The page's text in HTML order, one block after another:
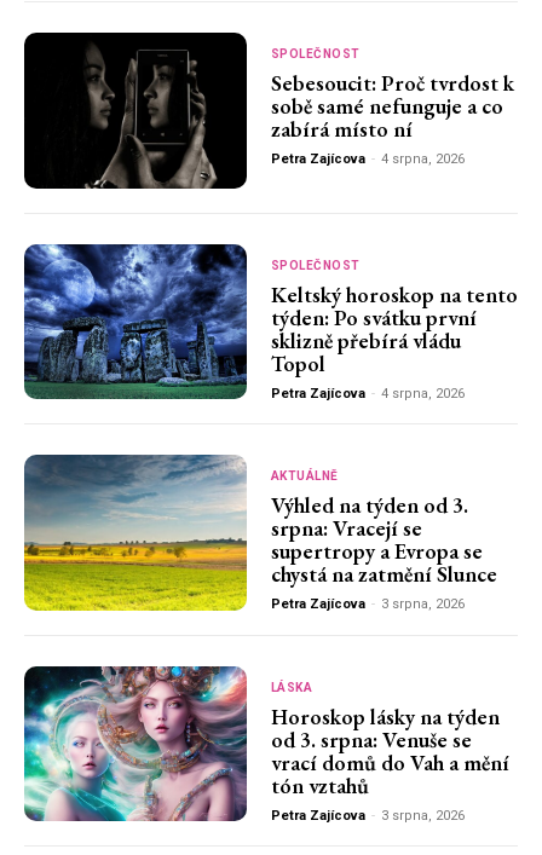
SPOLEČNOST
Sebesoucit: Proč tvrdost k
sobě samé nefunguje a co
zabírá místo ní
Petra Zajícova - 4 srpna, 2026
SPOLEČNOST
Keltský horoskop na tento
týden: Po svátku první
sklizně přebírá vládu
Topol
Petra Zajícova - 4 srpna, 2026
AKTUÁLNĚ
Výhled na týden od 3.
srpna: Vracejí se
supertropy a Evropa se
chystá na zatmění Slunce
Petra Zajícova - 3 srpna, 2026
LÁSKA
Horoskop lásky na týden
od 3. srpna: Venuše se
vrací domů do Vah a mění
tón vztahů
Petra Zajícova - 3 srpna, 2026